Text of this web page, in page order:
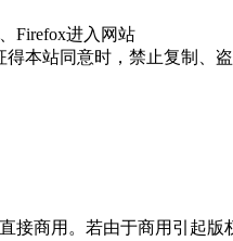
Firefox进入网站
本站同意时，禁止复制、
商用。若由于商用引起版